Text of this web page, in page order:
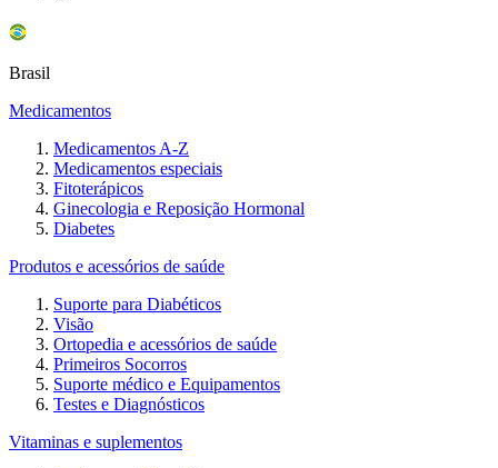
Brasil
Medicamentos
Medicamentos A-Z
Medicamentos especiais
Fitoterápicos
Ginecologia e Reposição Hormonal
Diabetes
Produtos e acessórios de saúde
Suporte para Diabéticos
Visão
Ortopedia e acessórios de saúde
Primeiros Socorros
Suporte médico e Equipamentos
Testes e Diagnósticos
Vitaminas e suplementos